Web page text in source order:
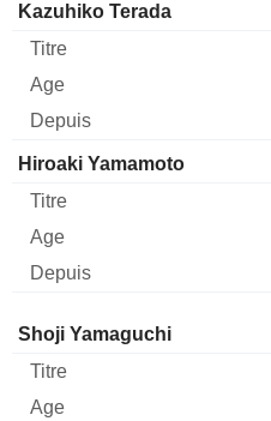
Kazuhiko Terada
Hiroaki Yamamoto
Administrateur Titre
Shoji Yamaguchi